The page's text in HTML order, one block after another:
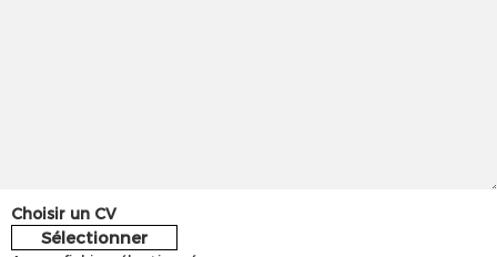
Choisir un CV
Sélectionner